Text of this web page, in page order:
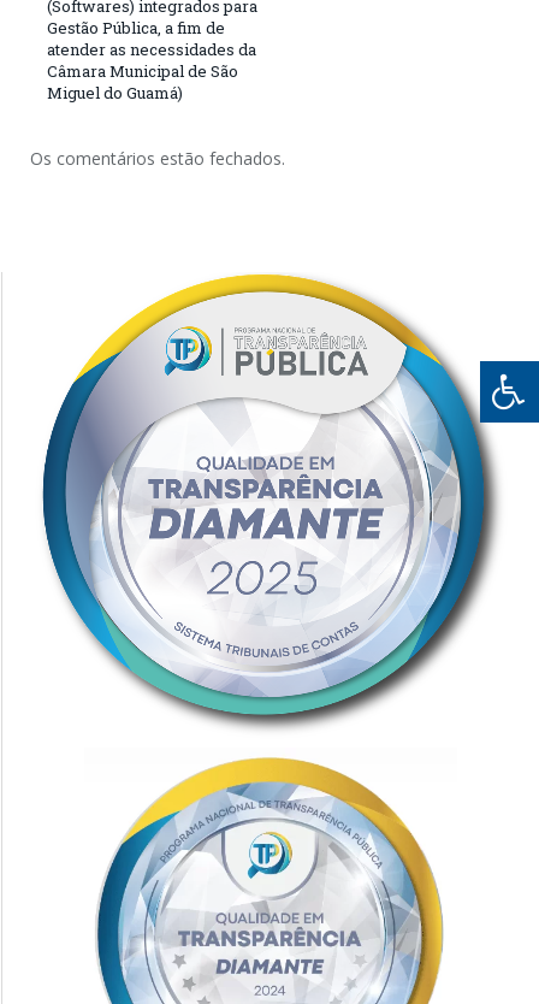
(Softwares) integrados para
Gestão Pública, a fim de
atender as necessidades da
Câmara Municipal de São
Miguel do Guamá)
Os comentários estão fechados.